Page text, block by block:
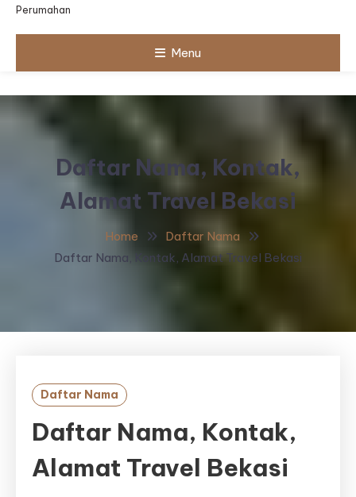
Perumahan
Menu
Daftar Nama, Kontak,
Alamat Travel Bekasi
Home
Daftar Nama
Daftar Nama, Kontak, Alamat Travel Bekasi
Daftar Nama
Daftar Nama, Kontak,
Alamat Travel Bekasi